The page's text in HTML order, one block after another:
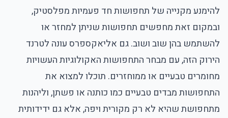
להימנע מקנייה של תחפושות חד פעמיות מפלסטיק,
ובמקום זאת מחפשים תחפושות שניתן למחזר או
להשתמש בהן שוב ושוב. גם אליאקספרס עונה לטרנד
הירוק הזה, עם מבחר התחפושות האקולוגיות העשויות
מחומרים טבעיים או ממוחזרים. תוכלו למצוא את
התחפושות מבדים טבעיים כמו כותנה או פשתן, וליהנות
מתחפושת שהיא לא רק מקורית ויפה, אלא גם ידידותית